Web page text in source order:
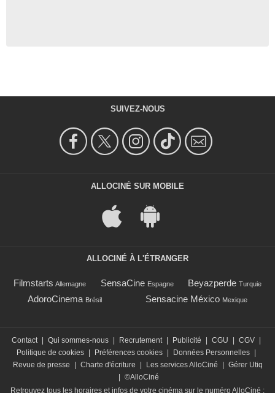
SUIVEZ-NOUS
ALLOCINÉ SUR MOBILE
ALLOCINÉ À L'ÉTRANGER
Filmstarts Allemagne SensaCine Espagne Beyazperde Turquie
AdoroCinema Brésil Sensacine México Mexique
Contact | Qui sommes-nous | Recrutement | Publicité | CGU | CGV |
Politique de cookies | Préférences cookies | Données Personnelles |
Revue de presse
| Charte d'écriture | Les services AlloCiné | Gérer Utiq
| ©AlloCiné
Retrouvez tous les horaires et infos de votre cinéma sur le numéro AlloCiné :